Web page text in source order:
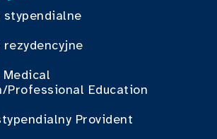
stypendialne
rezydencyjne
Professional Education
Provident